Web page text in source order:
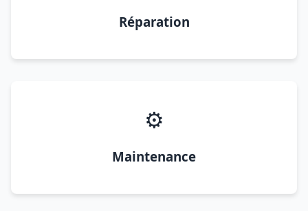
Réparation
⚙️
Maintenance